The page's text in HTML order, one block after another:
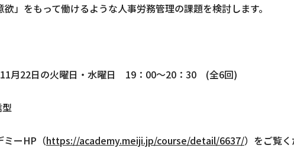
」をもって働けるような人事労務管理の課題を検討します。
月22日の火曜日・水曜日 19：00～20：30 (全6回)
ミーHP（https://academy.meiji.jp/course/detail/6637/）をご覧く